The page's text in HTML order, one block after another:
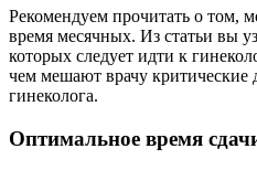
Рекомендуем прочитать о том,
время месячных. Из статьи вы
которых следует идти к
чем мешают врачу критические
гинеколога.
Оптимальное время